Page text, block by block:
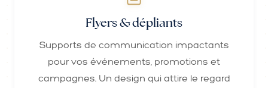
Flyers & dépliants
Supports de communication impactants
pour vos événements, promotions et
campagnes. Un design qui attire le regard